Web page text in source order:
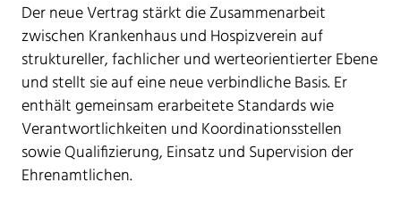
Der neue Vertrag stärkt die Zusammenarbeit
zwischen Krankenhaus und Hospizverein auf
struktureller, fachlicher und werteorientierter Ebene
und stellt sie auf eine neue verbindliche Basis. Er
enthält gemeinsam erarbeitete Standards wie
Verantwortlichkeiten und Koordinationsstellen
sowie Qualifizierung, Einsatz und Supervision der
Ehrenamtlichen.